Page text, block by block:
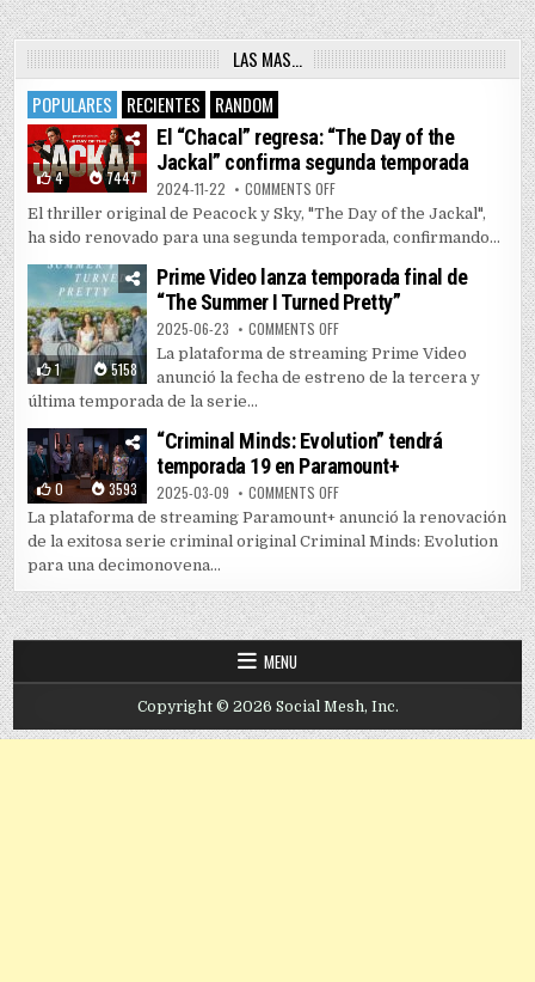
LAS MAS…
POPULARES
RECIENTES RANDOM
4 7447
El “Chacal” regresa: “The Day of the
Jackal” confirma segunda temporada
2024-11-22 COMMENTS OFFON EL “CHACAL” REGRESA: “THE
El thriller original de Peacock y Sky, "The Day of the Jackal",
ha sido renovado para una segunda temporada, confirmando...
1 5158
Prime Video lanza temporada final de
“The Summer I Turned Pretty”
2025-06-23 COMMENTS OFFON PRIME VIDEO LANZA
La plataforma de streaming Prime Video
anunció la fecha de estreno de la tercera y
última temporada de la serie...
0 3593
“Criminal Minds: Evolution” tendrá
temporada 19 en Paramount+
2025-03-09 COMMENTS OFFON “CRIMINAL MINDS:
La plataforma de streaming Paramount+ anunció la renovación
de la exitosa serie criminal original Criminal Minds: Evolution
para una decimonovena...
MENU
Copyright © 2026 Social Mesh, Inc.